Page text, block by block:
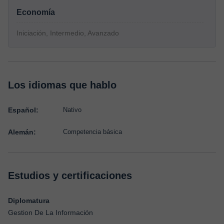
Economía
Iniciación, Intermedio, Avanzado
Los idiomas que hablo
Español: Nativo
Alemán: Competencia básica
Estudios y certificaciones
Diplomatura
Gestion De La Información